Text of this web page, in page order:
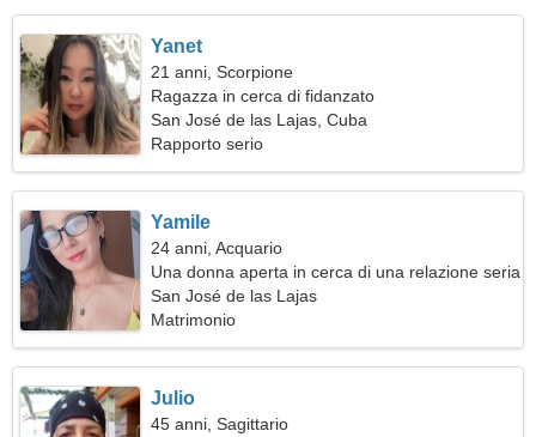
Yanet
21 anni, Scorpione
Ragazza in cerca di fidanzato
San José de las Lajas, Cuba
Rapporto serio
Yamile
24 anni, Acquario
Una donna aperta in cerca di una relazione seria
San José de las Lajas
Matrimonio
Julio
45 anni, Sagittario